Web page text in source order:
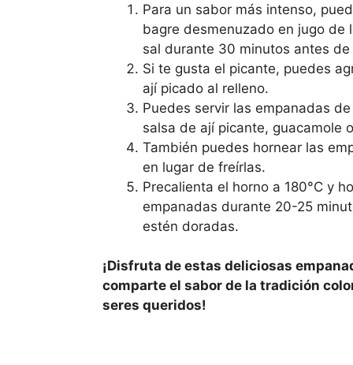
Para un sabor más intenso,
bagre desmenuzado en jugo de
sal durante 30 minutos antes de
Si te gusta el picante, puedes
ají picado al relleno.
Puedes servir las empanadas
salsa de ají picante, guacamole
También puedes hornear las
en lugar de freírlas.
Precalienta el horno a 180°C y
empanadas durante 20-25
estén doradas.
¡Disfruta de estas deliciosas
comparte el sabor de la tradición
seres queridos!